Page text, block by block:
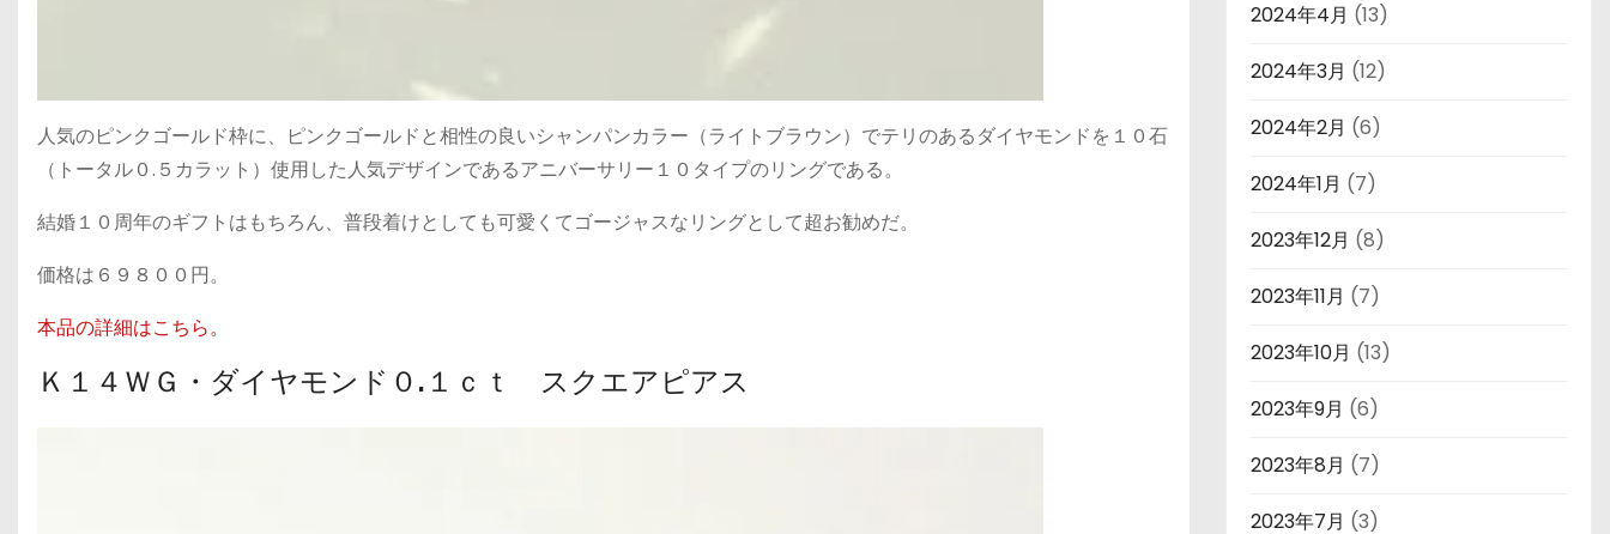
人気のピンクゴールド枠に、ピンクゴールドと相性の良いシャンパンカラー（ライトブラウン）でテリのあるダイヤモンドを１０石
（トータル０.５カラット）使用した人気デザインであるアニバーサリー１０タイプのリングである。
結婚１０周年のギフトはもちろん、普段着けとしても可愛くてゴージャスなリングとして超お勧めだ。
価格は６９８００円。
本品の詳細はこちら。
Ｋ１４ＷＧ・ダイヤモンド０.１ｃｔ スクエアピアス
2024年4月 (13)
2024年3月 (12)
2024年2月 (6)
2024年1月 (7)
2023年12月 (8)
2023年11月 (7)
2023年10月 (13)
2023年9月 (6)
2023年8月 (7)
2023年7月 (3)